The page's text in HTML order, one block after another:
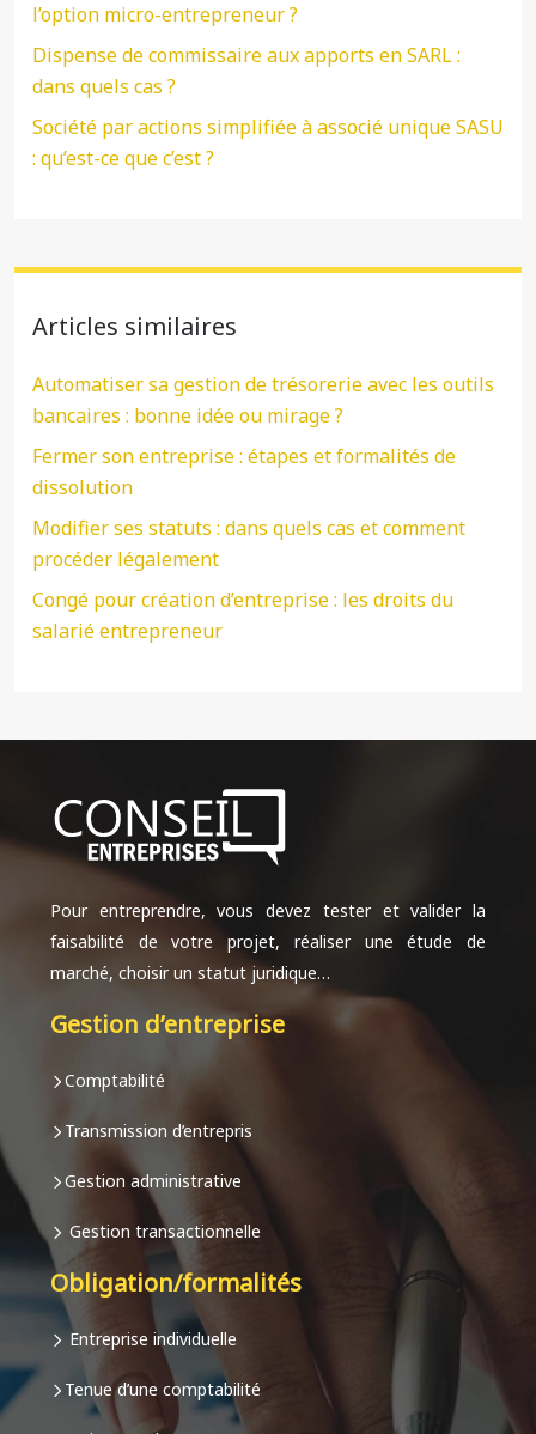
l’option micro-entrepreneur ?
Dispense de commissaire aux apports en SARL :
dans quels cas ?
Société par actions simplifiée à associé unique SASU
: qu’est-ce que c’est ?
Articles similaires
Automatiser sa gestion de trésorerie avec les outils
bancaires : bonne idée ou mirage ?
Fermer son entreprise : étapes et formalités de
dissolution
Modifier ses statuts : dans quels cas et comment
procéder légalement
Congé pour création d’entreprise : les droits du
salarié entrepreneur
Pour entreprendre, vous devez tester et valider la
faisabilité de votre projet, réaliser une étude de
marché, choisir un statut juridique…
Gestion d’entreprise
Comptabilité
Transmission d’entrepris
Gestion administrative
Gestion transactionnelle
Obligation/formalités
Entreprise individuelle
Tenue d’une comptabilité